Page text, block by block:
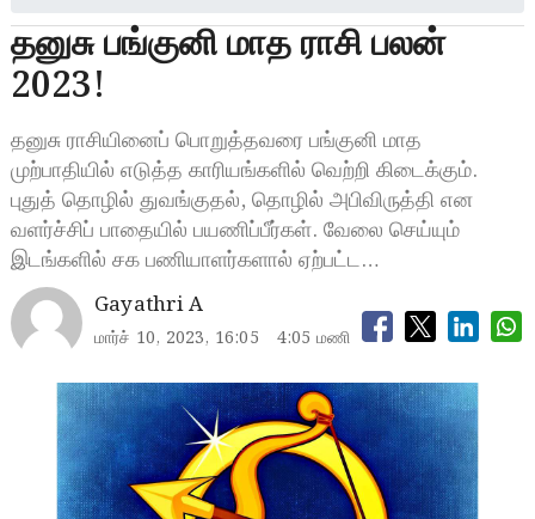
தனுசு பங்குனி மாத ராசி பலன்
2023!
தனுசு ராசியினைப் பொறுத்தவரை பங்குனி மாத
முற்பாதியில் எடுத்த காரியங்களில் வெற்றி கிடைக்கும்.
புதுத் தொழில் துவங்குதல், தொழில் அபிவிருத்தி என
வளர்ச்சிப் பாதையில் பயணிப்பீர்கள். வேலை செய்யும்
இடங்களில் சக பணியாளர்களால் ஏற்பட்ட…
Gayathri A
மார்ச் 10, 2023, 16:05 4:05 மணி